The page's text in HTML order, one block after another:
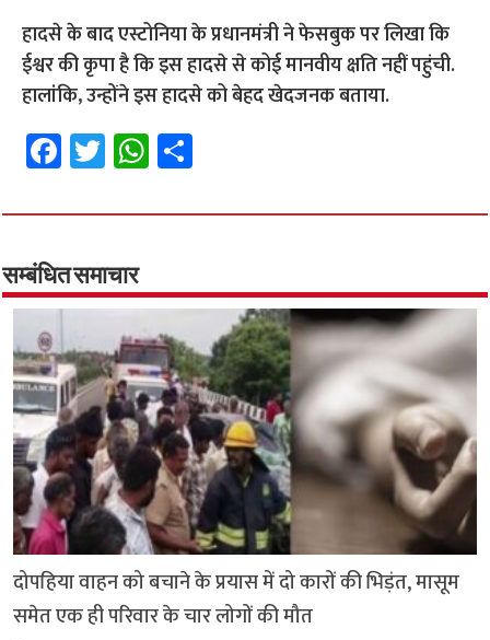
हादसे के बाद एस्टोनिया के प्रधानमंत्री ने फेसबुक पर लिखा कि
ईश्वर की कृपा है कि इस हादसे से कोई मानवीय क्षति नहीं पहुंची.
हालांकि, उन्होंने इस हादसे को बेहद खेदजनक बताया.
Fa
ce
b
o
o
k
T
wi
tt
er
W
h
at
p
p
ar
सम्बंधित समाचार
दोपहिया वाहन को बचाने के प्रयास में दो कारों की भिड़ंत, मासूम
समेत एक ही परिवार के चार लोगों की मौत